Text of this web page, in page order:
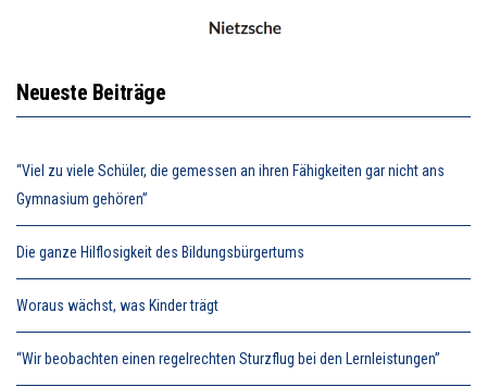
Neueste Beiträge
“Viel zu viele Schüler, die gemessen an ihren Fähigkeiten gar nicht ans
Gymnasium gehören”
Die ganze Hilflosigkeit des Bildungsbürgertums
Woraus wächst, was Kinder trägt
“Wir beobachten einen regelrechten Sturzflug bei den Lernleistungen”